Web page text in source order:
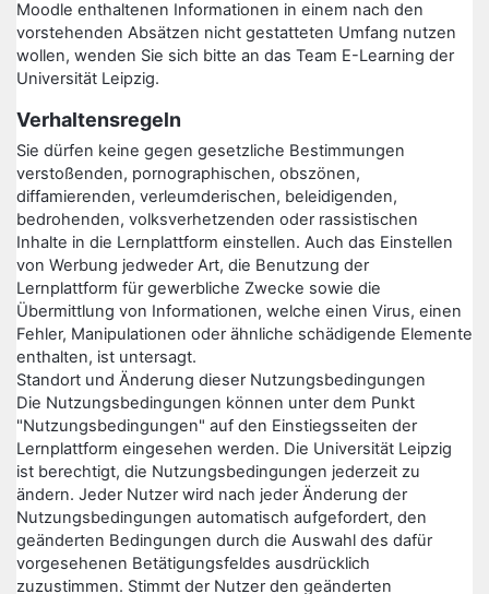
Moodle enthaltenen Informationen in einem nach den
vorstehenden Absätzen nicht gestatteten Umfang nutzen
wollen, wenden Sie sich bitte an das Team E-Learning der
Universität Leipzig.
Verhaltensregeln
Sie dürfen keine gegen gesetzliche Bestimmungen
verstoßenden, pornographischen, obszönen,
diffamierenden, verleumderischen, beleidigenden,
bedrohenden, volksverhetzenden oder rassistischen
Inhalte in die Lernplattform einstellen. Auch das Einstellen
von Werbung jedweder Art, die Benutzung der
Lernplattform für gewerbliche Zwecke sowie die
Übermittlung von Informationen, welche einen Virus, einen
Fehler, Manipulationen oder ähnliche schädigende Elemente
enthalten, ist untersagt.
Standort und Änderung dieser Nutzungsbedingungen
Die Nutzungsbedingungen können unter dem Punkt
"Nutzungsbedingungen" auf den Einstiegsseiten der
Lernplattform eingesehen werden. Die Universität Leipzig
ist berechtigt, die Nutzungsbedingungen jederzeit zu
ändern. Jeder Nutzer wird nach jeder Änderung der
Nutzungsbedingungen automatisch aufgefordert, den
geänderten Bedingungen durch die Auswahl des dafür
vorgesehenen Betätigungsfeldes ausdrücklich
zuzustimmen. Stimmt der Nutzer den geänderten